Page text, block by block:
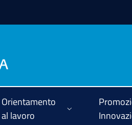
Orientamento
al lavoro